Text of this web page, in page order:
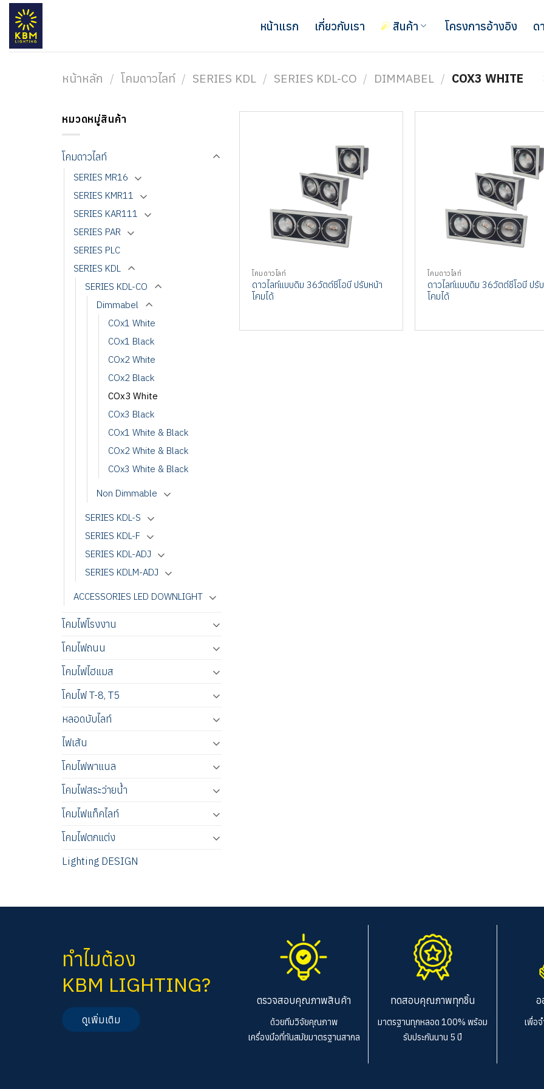
ข้าม
เนื้อหา
หน้าแรก เกี่ยวกับเรา สินค้า โครงการอ้างอิง ด
หน้าหลัก / โคมดาวไลท์ / SERIES KDL / SERIES KDL-CO / DIMMABEL / COX3 WHITE
หมวดหมู่สินค้า
โคมดาวไลท์
SERIES MR16
SERIES KMR11
SERIES KAR111
SERIES PAR
SERIES PLC
SERIES KDL
SERIES KDL-CO
Dimmabel
COx1 White
COx1 Black
COx2 White
COx2 Black
COx3 White
COx3 Black
COx1 White & Black
COx2 White & Black
COx3 White & Black
Non Dimmable
SERIES KDL-S
SERIES KDL-F
SERIES KDL-ADJ
SERIES KDLM-ADJ
ACCESSORIES LED DOWNLIGHT
โคมไฟโรงงาน
โคมไฟถนน
โคมไฟไฮแมส
โคมไฟ T-8, T5
หลอดบับไลท์
ไฟเส้น
โคมไฟพาแนล
โคมไฟสระว่ายน้ำ
โคมไฟแท็คไลท์
โคมไฟตกแต่ง
Lighting DESIGN
โคมดาวไลท์
ดาวไลท์แบบดิม 36วัตต์ชีโอบี ปรับหน้า
โคมได้
โคมดาวไลท์
ดาวไลท์แบบดิม 36วัตต์ชีโอบี ปรั
โคมได้
ทำไมต้อง
KBM LIGHTING?
ดูเพิ่มเติม
ตรวจสอบคุณภาพสินค้า
ด้วยทีมวิจัยคุณภาพ
เครื่องมือที่ทันสมัยมาตรฐานสากล
ทดสอบคุณภาพทุกชิ้น
มาตรฐานทุกหลอด 100% พร้อม
รับประกันนาน 5 ปี
อ
เพื่อ